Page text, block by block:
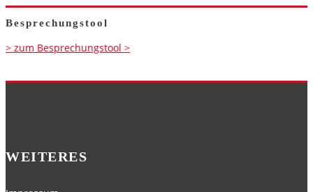
Besprechungstool
> zum Besprechungstool >
WEITERES